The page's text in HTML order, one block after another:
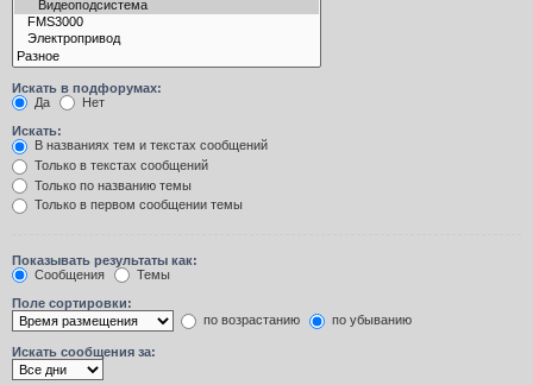
Искать в подфорумах:
Да
Нет
Искать:
В названиях тем и текстах сообщений
Только в текстах сообщений
Только по названию темы
Только в первом сообщении темы
Показывать результаты как:
Сообщения
Темы
Поле сортировки:
по возрастанию
по убыванию
Искать сообщения за: